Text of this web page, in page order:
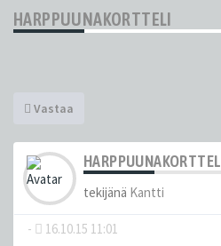
HARPPUUNAKORTTELI
Vastaa
tekijänä Kantti
- 16.10.15 11:01